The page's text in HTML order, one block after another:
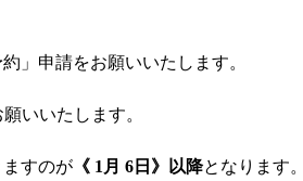
」申請をお願いいたします。
いいたします。
すのが 《 1月 6日》以降となります。